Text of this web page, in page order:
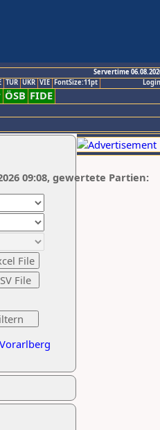
Servertime
Login
TUR UKR VIE FontSize:11pt
ÖSB FIDE
Vorarlberg
09:08, gewertete Partien: